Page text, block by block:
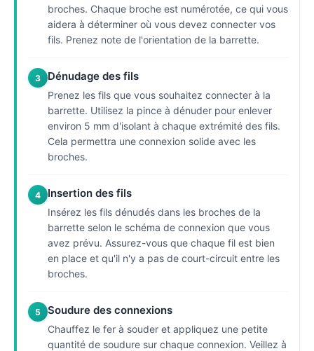
broches. Chaque broche est numérotée, ce qui vous
aidera à déterminer où vous devez connecter vos
fils. Prenez note de l'orientation de la barrette.
3 Dénudage des fils
Prenez les fils que vous souhaitez connecter à la
barrette. Utilisez la pince à dénuder pour enlever
environ 5 mm d'isolant à chaque extrémité des fils.
Cela permettra une connexion solide avec les
broches.
4 Insertion des fils
Insérez les fils dénudés dans les broches de la
barrette selon le schéma de connexion que vous
avez prévu. Assurez-vous que chaque fil est bien
en place et qu'il n'y a pas de court-circuit entre les
broches.
5 Soudure des connexions
Chauffez le fer à souder et appliquez une petite
quantité de soudure sur chaque connexion. Veillez à